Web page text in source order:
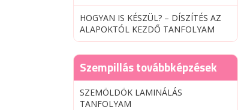
HOGYAN IS KÉSZÜL? – DÍSZÍTÉS AZ
ALAPOKTÓL KEZDŐ TANFOLYAM
Szempillás továbbképzések
SZEMÖLDÖK LAMINÁLÁS
TANFOLYAM